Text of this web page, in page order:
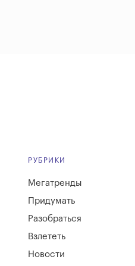
РУБРИКИ
Мегатренды
Придумать
Разобраться
Взлететь
Новости